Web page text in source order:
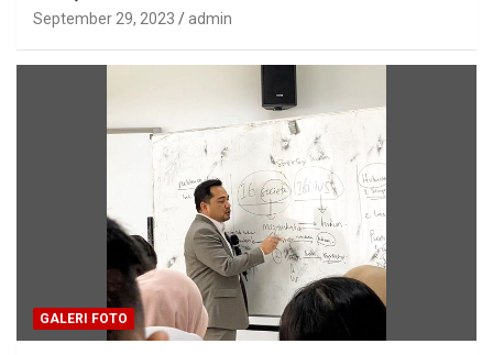
September 29, 2023 admin
GALERI FOTO